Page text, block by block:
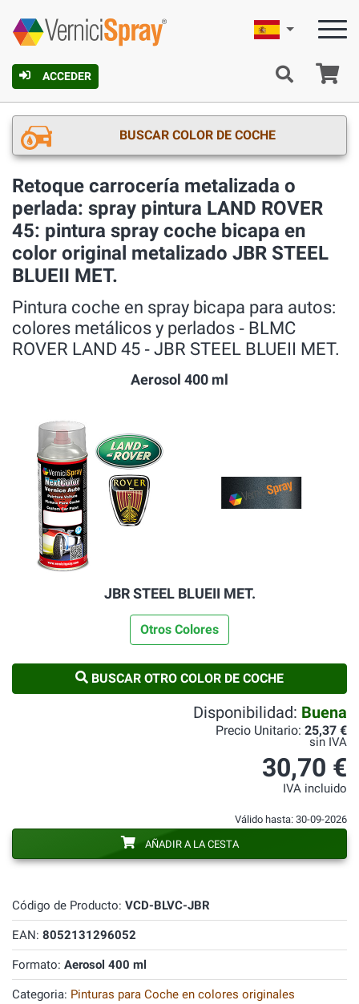
ACCEDER
Español
BUSCAR COLOR DE COCHE
Retoque carrocería metalizada o
perlada: spray pintura LAND ROVER
45: pintura spray coche bicapa en
color original metalizado JBR STEEL
BLUEII MET.
Pintura coche en spray bicapa para autos:
colores metálicos y perlados ‐ BLMC
ROVER LAND 45 ‐ JBR STEEL BLUEII MET.
Aerosol 400 ml
JBR STEEL BLUEII MET.
Otros Colores
BUSCAR OTRO COLOR DE COCHE
Código de Producto: VCD-BLVC-JBR
EAN: 8052131296052
Formato: Aerosol 400 ml
Categoria: Pinturas para Coche en colores originales
Disponibilidad: Buena
Precio Unitario: 25,37 €
sin IVA
30,70 €
IVA incluido
Válido hasta: 30-09-2026
AÑADIR A LA CESTA